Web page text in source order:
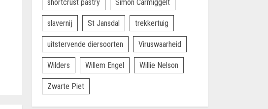
shortcrust pastry Simon Carmiggelt
slavernij St Jansdal trekkertuig
uitstervende diersoorten Viruswaarheid
Wilders Willem Engel Willie Nelson
Zwarte Piet